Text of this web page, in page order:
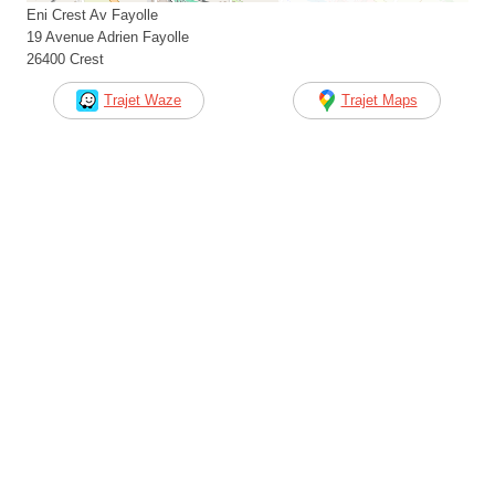
Eni Crest Av Fayolle
19 Avenue Adrien Fayolle
26400 Crest
Trajet Waze Trajet Maps